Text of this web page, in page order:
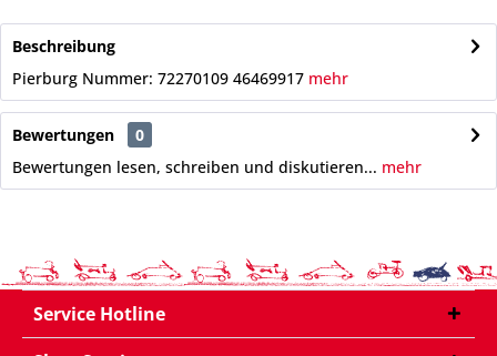
Beschreibung
Pierburg Nummer: 72270109 46469917 mehr
Bewertungen
0
Bewertungen lesen, schreiben und diskutieren... mehr
Service Hotline